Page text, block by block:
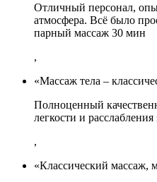
Отличный персонал,
атмосфера. Всё было
парный массаж 30 мин
,
«Массаж тела –
Полноценный
легкости и расслабления
,
«Классический массаж,